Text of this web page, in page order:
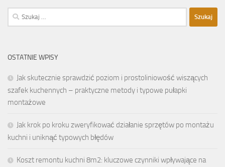
Szukaj:
OSTATNIE WPISY
Jak skutecznie sprawdzić poziom i prostoliniowość wiszących
szafek kuchennych – praktyczne metody i typowe pułapki
montażowe
Jak krok po kroku zweryfikować działanie sprzętów po montażu
kuchni i uniknąć typowych błędów
Koszt remontu kuchni 8m2: kluczowe czynniki wpływające na